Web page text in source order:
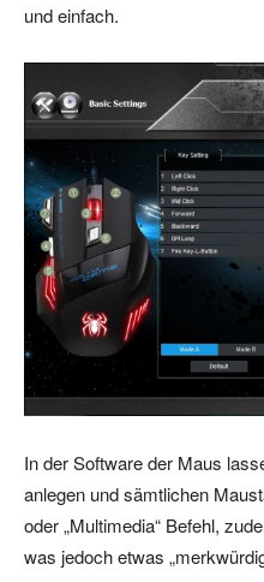
und einfach.
In der Software der Maus
anlegen und sämtlichen
oder „Multimedia“ Befehl,
was jedoch etwas